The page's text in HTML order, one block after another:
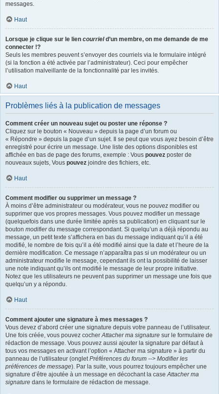
messages.
Haut
Lorsque je clique sur le lien courrield’un membre, on me demande de me
connecter !?
Seuls les membres peuvent s’envoyer des courriels via le formulaire intégré
(si la fonction a été activée par l’administrateur). Ceci pour empêcher
l’utilisation malveillante de la fonctionnalité par les invités.
Haut
Problèmes liés à la publication de messages
Comment créer un nouveau sujet ou poster une réponse ?
Cliquez sur le bouton « Nouveau » depuis la page d’un forum ou
« Répondre » depuis la page d’un sujet. Il se peut que vous ayez besoin d’être
enregistré pour écrire un message. Une liste des options disponibles est
affichée en bas de page des forums, exemple : Vous pouvez poster de
nouveaux sujets, Vous pouvez joindre des fichiers, etc.
Haut
Comment modifier ou supprimer un message ?
À moins d’être administrateur ou modérateur, vous ne pouvez modifier ou
supprimer que vos propres messages. Vous pouvez modifier un message
(quelquefois dans une durée limitée après sa publication) en cliquant sur le
bouton modifierdu message correspondant. Si quelqu’un a déjà répondu au
message, un petit texte s’affichera en bas du message indiquant qu’il a été
modifié, le nombre de fois qu’il a été modifié ainsi que la date et l’heure de la
dernière modification. Ce message n’apparaîtra pas si un modérateur ou un
administrateur modifie le message, cependant ils ont la possibilité de laisser
une note indiquant qu’ils ont modifié le message de leur propre initiative.
Notez que les utilisateurs ne peuvent pas supprimer un message une fois que
quelqu’un y a répondu.
Haut
Comment ajouter une signature à mes messages ?
Vous devez d’abord créer une signature depuis votre panneau de l’utilisateur.
Une fois créée, vous pouvez cocherAttacher ma signature sur le formulaire de
rédaction de message. Vous pouvez aussi ajouter la signature par défaut à
tous vos messages en activant l’option « Attacher ma signature » à partir du
panneau de l’utilisateur (ongletPréférences du forum --> Modifier les
préférences de message). Par la suite, vous pourrez toujours empêcher une
signature d’être ajoutée à un message en décochant la caseAttacher ma
signature dans le formulaire de rédaction de message.